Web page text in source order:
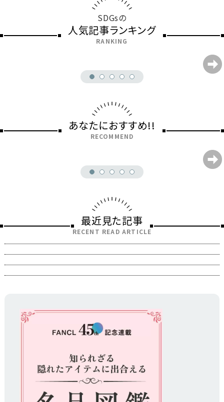
SDGsの
人気記事ランキング
RANKING
あなたにおすすめ!!
RECOMMEND
最近見た記事
RECENT READ ARTICLE